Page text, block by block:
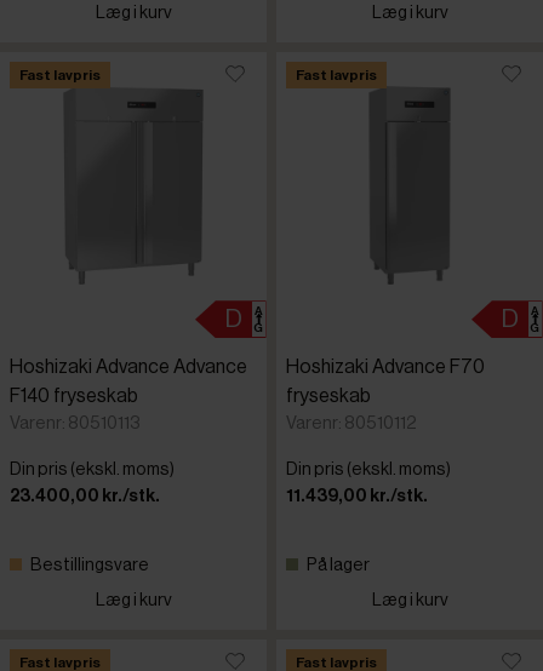
Læg i kurv
Læg i kurv
Fast lavpris
Hoshizaki Advance Advance
F140 fryseskab
Varenr: 80510113
Din pris (ekskl. moms)
23.400,00 kr./stk.
Bestillingsvare
Læg i kurv
Fast lavpris
Hoshizaki Advance F70
fryseskab
Varenr: 80510112
Din pris (ekskl. moms)
11.439,00 kr./stk.
På lager
Læg i kurv
Fast lavpris Fast lavpris